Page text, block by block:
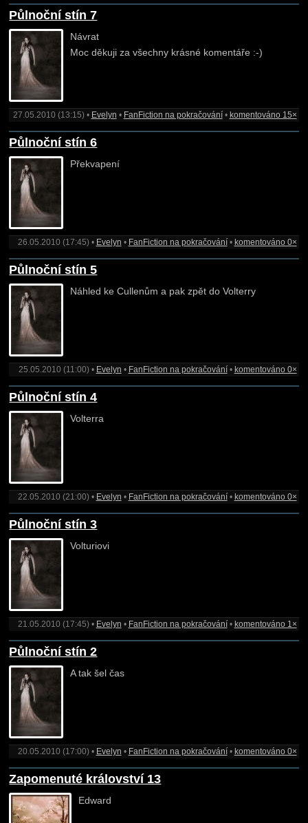
Půlnoční stín 7
Návrat
Moc děkuji za všechny krásné komentáře :-)
27.05.2010 (13:15) • Evelyn • FanFiction na pokračování• komentováno 15×
Půlnoční stín 6
Překvapení
26.05.2010 (17:45) • Evelyn • FanFiction na pokračování• komentováno 0×
Půlnoční stín 5
Náhled ke Cullenům a pak zpět do Volterry
25.05.2010 (11:00) • Evelyn • FanFiction na pokračování• komentováno 0×
Půlnoční stín 4
Volterra
22.05.2010 (21:00) • Evelyn • FanFiction na pokračování• komentováno 0×
Půlnoční stín 3
Volturiovi
21.05.2010 (17:45) • Evelyn • FanFiction na pokračování• komentováno 1×
Půlnoční stín 2
A tak šel čas
20.05.2010 (17:00) • Evelyn • FanFiction na pokračování• komentováno 0×
Zapomenuté království 13
Edward